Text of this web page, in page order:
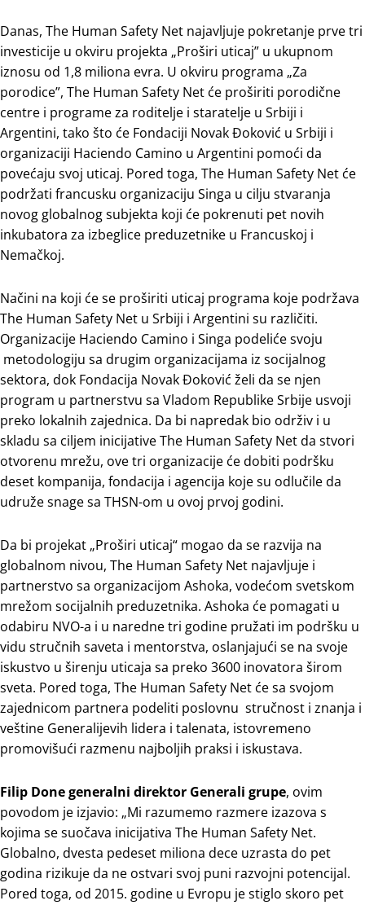
Danas, The Human Safety Net najavljuje pokretanje prve tri
investicije u okviru projekta „Proširi uticaj” u ukupnom
iznosu od 1,8 miliona evra. U okviru programa „Za
porodice”, The Human Safety Net će proširiti porodične
centre i programe za roditelje i staratelje u Srbiji i
Argentini, tako što će Fondaciji Novak Đoković u Srbiji i
organizaciji Haciendo Camino u Argentini pomoći da
povećaju svoj uticaj. Pored toga, The Human Safety Net će
podržati francusku organizaciju Singa u cilju stvaranja
novog globalnog subjekta koji će pokrenuti pet novih
inkubatora za izbeglice preduzetnike u Francuskoj i
Nemačkoj.
Načini na koji će se proširiti uticaj programa koje podržava
The Human Safety Net u Srbiji i Argentini su različiti.
Organizacije Haciendo Camino i Singa podeliće svoju
metodologiju sa drugim organizacijama iz socijalnog
sektora, dok Fondacija Novak Đoković želi da se njen
program u partnerstvu sa Vladom Republike Srbije usvoji
preko lokalnih zajednica. Da bi napredak bio održiv i u
skladu sa ciljem inicijative The Human Safety Net da stvori
otvorenu mrežu, ove tri organizacije će dobiti podršku
deset kompanija, fondacija i agencija koje su odlučile da
udruže snage sa THSN-om u ovoj prvoj godini.
Da bi projekat „Proširi uticaj“ mogao da se razvija na
globalnom nivou, The Human Safety Net najavljuje i
partnerstvo sa organizacijom Ashoka, vodećom svetskom
mrežom socijalnih preduzetnika. Ashoka će pomagati u
odabiru NVO-a i u naredne tri godine pružati im podršku u
vidu stručnih saveta i mentorstva, oslanjajući se na svoje
iskustvo u širenju uticaja sa preko 3600 inovatora širom
sveta. Pored toga, The Human Safety Net će sa svojom
zajednicom partnera podeliti poslovnu stručnost i znanja i
veštine Generalijevih lidera i talenata, istovremeno
promovišući razmenu najboljih praksi i iskustava.
Filip Done generalni direktor Generali grupe, ovim
povodom je izjavio: „Mi razumemo razmere izazova s
kojima se suočava inicijativa The Human Safety Net.
Globalno, dvesta pedeset miliona dece uzrasta do pet
godina rizikuje da ne ostvari svoj puni razvojni potencijal.
Pored toga, od 2015. godine u Evropu je stiglo skoro pet